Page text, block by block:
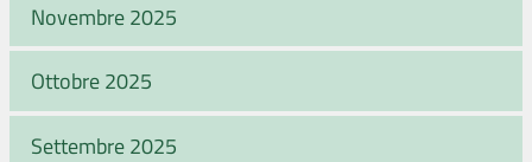
Novembre 2025
Ottobre 2025
Settembre 2025